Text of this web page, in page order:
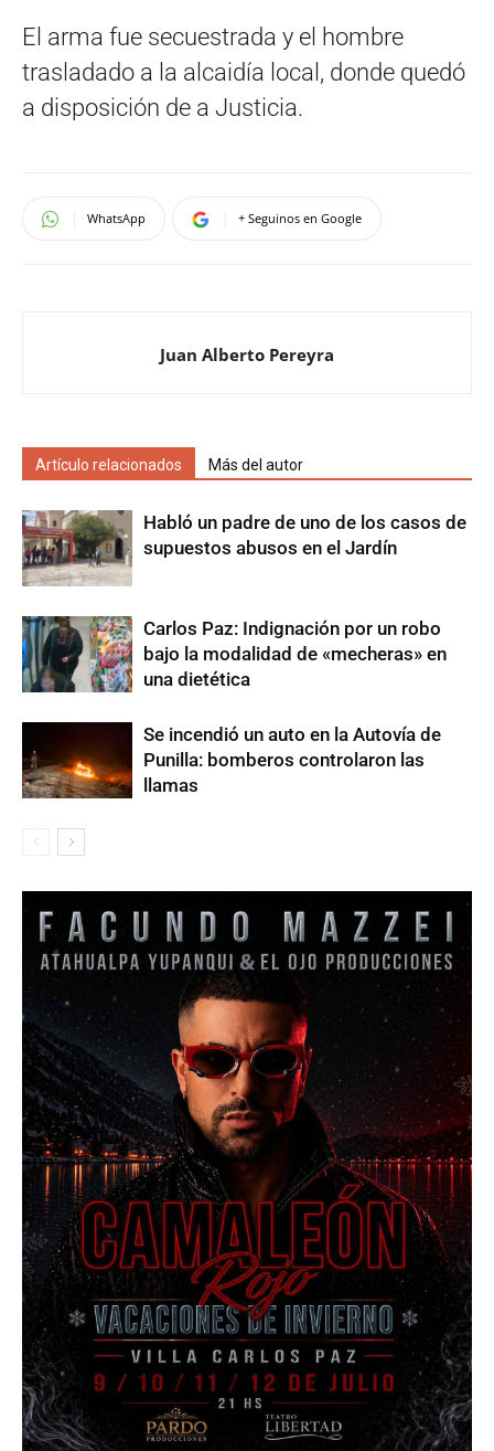
El arma fue secuestrada y el hombre
trasladado a la alcaidía local, donde quedó
a disposición de a Justicia.
WhatsApp + Seguinos en Google
Juan Alberto Pereyra
Artículo relacionados Más del autor
Habló un padre de uno de los casos de
supuestos abusos en el Jardín
Carlos Paz: Indignación por un robo
bajo la modalidad de «mecheras» en
una dietética
Se incendió un auto en la Autovía de
Punilla: bomberos controlaron las
llamas